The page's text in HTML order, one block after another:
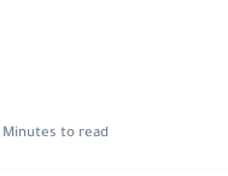
Minutes to read